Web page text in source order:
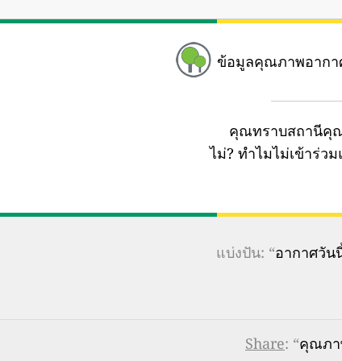
ข้อมูลคุณภาพอากา
คุณทราบสถานีคุ
ไม่? ทำไมไม่เข้าร่ว
แบ่งปัน: “อากาศวัน
Share: “คุณภา